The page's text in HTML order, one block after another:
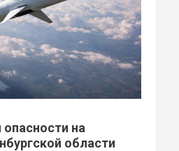
на
области